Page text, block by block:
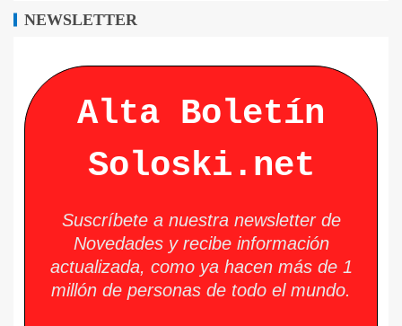
NEWSLETTER
Alta Boletín
Soloski.net
Suscríbete a nuestra newsletter de
Novedades y recibe información
actualizada, como ya hacen más de 1
millón de personas de todo el mundo.